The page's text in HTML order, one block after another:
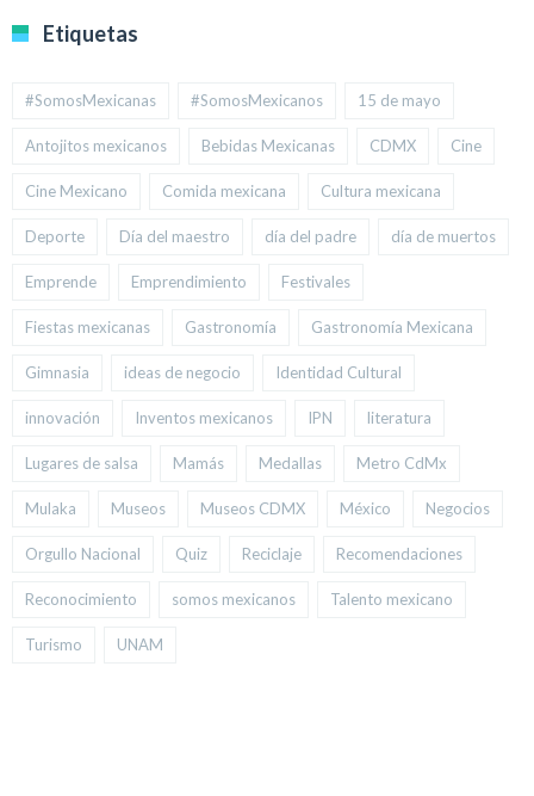
Etiquetas
#SomosMexicanas #SomosMexicanos 15 de mayo
Antojitos mexicanos Bebidas Mexicanas CDMX Cine
Cine Mexicano Comida mexicana Cultura mexicana
Deporte Día del maestro día del padre día de muertos
Emprende Emprendimiento Festivales
Fiestas mexicanas Gastronomía Gastronomía Mexicana
Gimnasia ideas de negocio Identidad Cultural
innovación Inventos mexicanos IPN literatura
Lugares de salsa Mamás Medallas Metro CdMx
Mulaka Museos Museos CDMX México Negocios
Orgullo Nacional Quiz Reciclaje Recomendaciones
Reconocimiento somos mexicanos Talento mexicano
Turismo UNAM